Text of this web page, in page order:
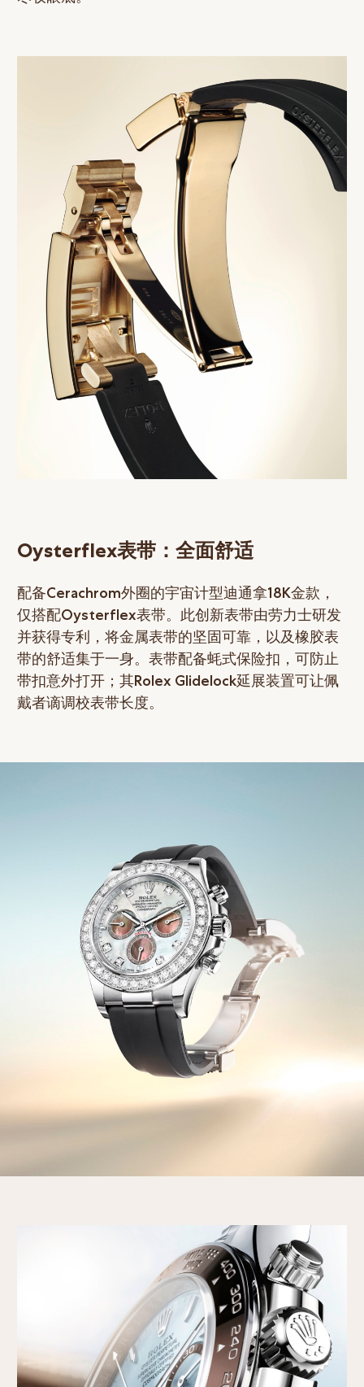
Oysterflex表带：全面舒适
配备Cerachrom外圈的宇宙计型迪通拿18K金款，
仅搭配Oysterflex表带。此创新表带由劳力士研发
并获得专利，将金属表带的坚固可靠，以及橡胶表
带的舒适集于一身。表带配备蚝式保险扣，可防止
带扣意外打开；其Rolex Glidelock延展装置可让佩
戴者谪调校表带长度。